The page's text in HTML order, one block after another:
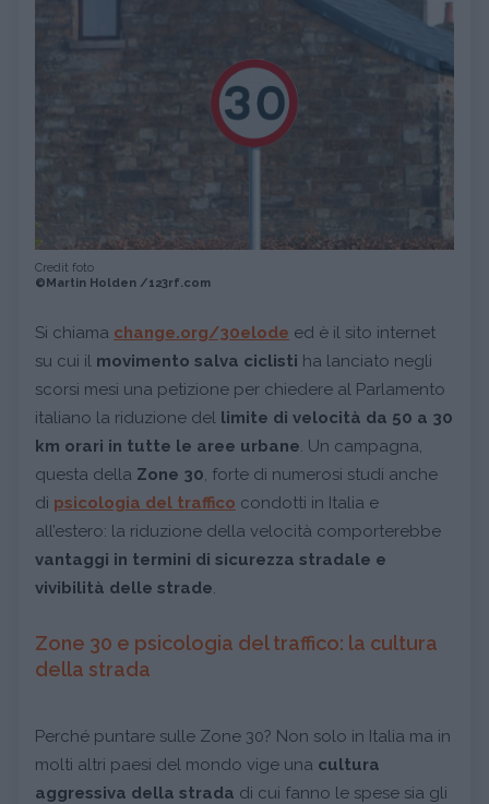
Credit foto
©Martin Holden /123rf.com
Si chiama change.org/30elode ed è il sito internet
su cui il movimento salva ciclisti ha lanciato negli
scorsi mesi una petizione per chiedere al Parlamento
italiano la riduzione del limite di velocità da 50 a 30
km orari in tutte le aree urbane. Un campagna,
questa della Zone 30, forte di numerosi studi anche
di psicologia del traffico condotti in Italia e
all’estero: la riduzione della velocità comporterebbe
vantaggi in termini di sicurezza stradale e
vivibilità delle strade.
Zone 30 e psicologia del traffico: la cultura
della strada
Perché puntare sulle Zone 30? Non solo in Italia ma in
molti altri paesi del mondo vige una cultura
aggressiva della strada di cui fanno le spese sia gli